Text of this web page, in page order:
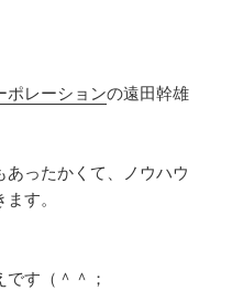
ポレーションの遠田幹雄
ったかくて、ノウハウ
す。
す（＾＾；